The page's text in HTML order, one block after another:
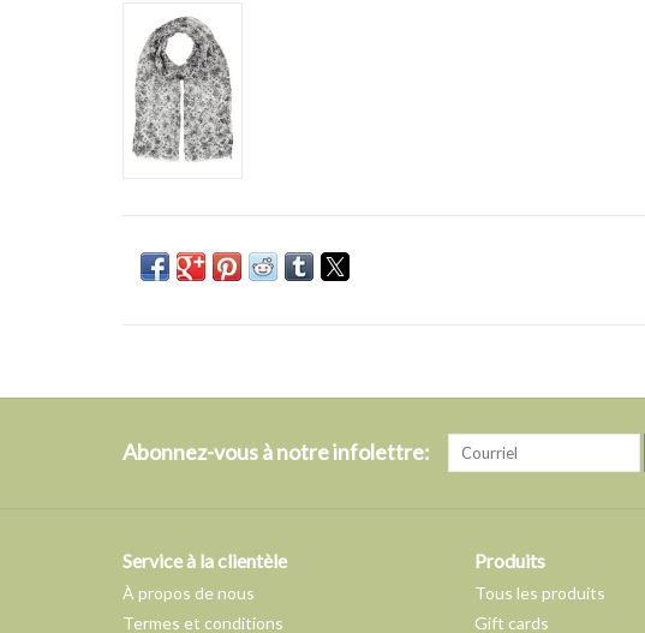
Abonnez-vous à notre infolettre:
Service à la clientèle
À propos de nous
Termes et conditions
Produits
Tous les produits
Gift cards